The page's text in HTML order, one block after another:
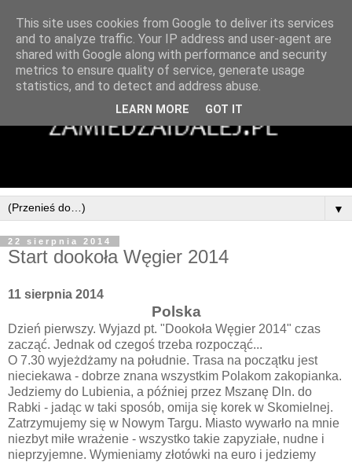
▼
22 sierpnia 2014
Start dookoła Węgier 2014
11 sierpnia 2014
Polska
Dzień pierwszy. Wyjazd pt. "Dookoła Węgier 2014" czas
zacząć. Jednak od czegoś trzeba rozpocząć...
O 7.30 wyjeżdżamy na południe. Trasa na początku jest
nieciekawa - dobrze znana wszystkim Polakom zakopianka.
Jedziemy do Lubienia, a później przez Mszanę Dln. do
Rabki - jadąc w taki sposób, omija się korek w Skomielnej.
Zatrzymujemy się w Nowym Targu. Miasto wywarło na mnie
niezbyt miłe wrażenie - wszystko takie zapyziałe, nudne i
nieprzyjemne. Wymieniamy złotówki na euro i jedziemy
This site uses cookies from Google to deliver its services
and to analyze traffic. Your IP address and user-agent are
shared with Google along with performance and security
metrics to ensure quality of service, generate usage
statistics, and to detect and address abuse.
LEARN MORE GOT IT